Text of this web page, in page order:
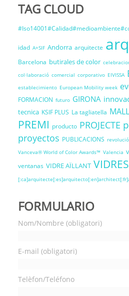
TAG CLOUD
idad A+SIF Andorra arquitecte
Barcelona butirales de color
col·laboració comercial corporativo EIVISSA
establecimiento European Mobility week
FORMACION futuro GIRONA
tecnica KSIF PLUS La tagliatella
PREMI producto PROJECTE
proyectos PUBLICACIONS revolució
Vanceva® World of Color Awards™ Valencia
ventanas VIDRE AÏLLANT
FORMULARIO
Nom/Nombre (obligatori)
E-mail (obligatori)
Telèfon/Teléfono